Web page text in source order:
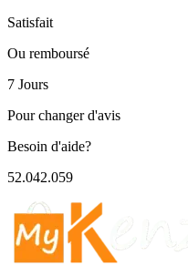
Satisfait
Ou remboursé
7 Jours
Pour changer d'avis
Besoin d'aide?
52.042.059